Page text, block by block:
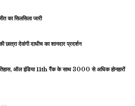
का सिलसिला जारी
देवांगी दाधीच का शानदार प्रदर्शन
ऑल इंडिया 11th रैंक के साथ 3000 से अधिक होनहारों